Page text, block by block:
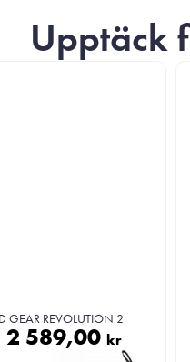
Upptäck
GEAR REVOLUTION 2
2 589,00 kr